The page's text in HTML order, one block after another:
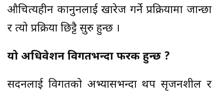
औचित्यहीन कानुनलाई खारेज गर्ने प्रक्रियामा जान्छौँ
र त्यो प्रक्रिया छिट्टै सुरु हुन्छ ।
यो अधिवेशन विगतभन्दा फरक हुन्छ ?
सदनलाई विगतको अभ्यासभन्दा थप सृजनशील र